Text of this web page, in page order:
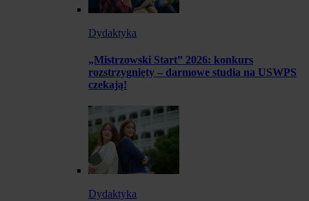
Dydaktyka
„Mistrzowski Start” 2026: konkurs
rozstrzygnięty – darmowe studia na USWPS
czekają!
Dydaktyka